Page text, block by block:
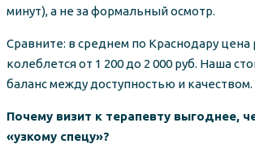
минут), а не за формальный осмотр.
Сравните: в среднем по Краснодару цена
колеблется от 1 200 до 2 000 руб. Наша
баланс между доступностью и качеством.
Почему визит к терапевту выгоднее,
«узкому спецу»?